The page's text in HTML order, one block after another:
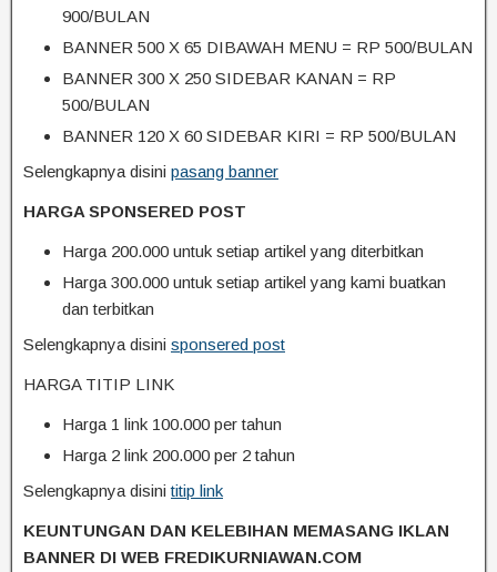
900/BULAN
BANNER 500 X 65 DIBAWAH MENU = RP 500/BULAN
BANNER 300 X 250 SIDEBAR KANAN = RP
500/BULAN
BANNER 120 X 60 SIDEBAR KIRI = RP 500/BULAN
Selengkapnya disini pasang banner
HARGA SPONSERED POST
Harga 200.000 untuk setiap artikel yang diterbitkan
Harga 300.000 untuk setiap artikel yang kami buatkan
dan terbitkan
Selengkapnya disini sponsered post
HARGA TITIP LINK
Harga 1 link 100.000 per tahun
Harga 2 link 200.000 per 2 tahun
Selengkapnya disinititip link
KEUNTUNGAN DAN KELEBIHAN MEMASANG IKLAN
BANNER DI WEB FREDIKURNIAWAN.COM